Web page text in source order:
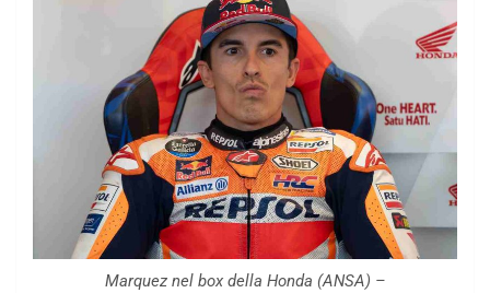
Marquez nel box della Honda (ANSA) –